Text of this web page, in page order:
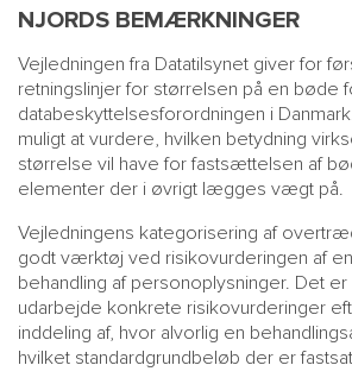
NJORDS BEMÆRKNINGER
Vejledningen fra Datatilsynet giver for
retningslinjer for størrelsen på en
databeskyttelsesforordningen i
muligt at vurdere, hvilken betydning
størrelse vil have for fastsættelsen af
elementer der i øvrigt lægges vægt på.
Vejledningens kategorisering af
godt værktøj ved risikovurderingen af
behandling af personoplysninger. Det er
udarbejde konkrete risikovurderinger
inddeling af, hvor alvorlig en
hvilket standardgrundbeløb der er